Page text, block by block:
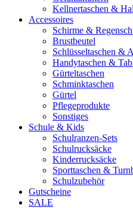
Kellnertaschen &
Accessoires
Schirme &
Brustbeutel
Schlüsseltaschen &
Handytaschen &
Gürteltaschen
Schminktaschen
Gürtel
Pflegeprodukte
Sonstiges
Schule & Kids
Schulranzen-Sets
Schulrucksäcke
Kinderrucksäcke
Sporttaschen &
Schulzubehör
Gutscheine
SALE